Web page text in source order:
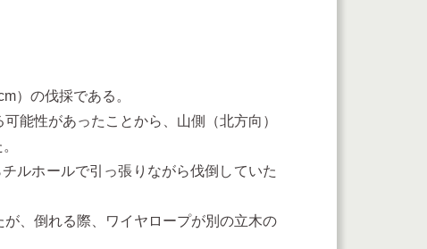
）の伐採である。
能性があったことから、山側（北方向）
ルホールで引っ張りながら伐倒していた
、倒れる際、ワイヤロープが別の立木の